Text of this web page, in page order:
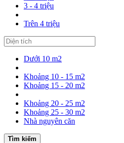
3 - 4 triệu
Trên 4 triệu
Dưới 10 m2
Khoảng 10 - 15 m2
Khoảng 15 - 20 m2
Khoảng 20 - 25 m2
Khoảng 25 - 30 m2
Nhà nguyên căn
Tìm kiếm